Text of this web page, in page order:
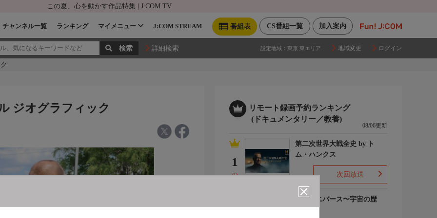
この夏、心を動かす作品特集 | J:COM TV
加入案内
CS番組一覧
番組表
チャンネル一覧 ランキング マイメニュー J:COM STREAM
詳細検索 設定地域： 東京 東エリア 地域変更 ログイン
ジオグラフィック
リモート録画予約ランキング
(ドキュメンタリー／教養)
08/06更新
1
(1)
第二次世界大戦全史 by ト
ム・ハンクス
次回放送
ザ・ユニバース〜宇宙の歴